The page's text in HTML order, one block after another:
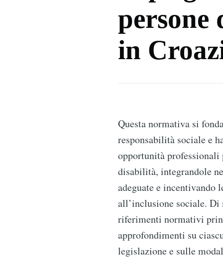
persone
in
Questa normativa si
responsabilità sociale e
opportunità professionali
disabilità, integrandole
adeguate e incentivando
all’inclusione sociale.
riferimenti normativi
approfondimenti su
legislazione e sulle